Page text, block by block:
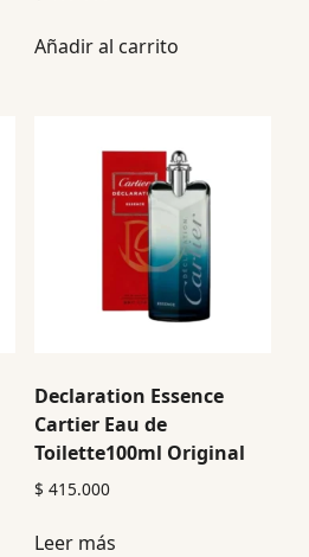
Añadir al carrito
Declaration Essence
Cartier Eau de
Toilette100ml Original
$ 415.000
Leer más